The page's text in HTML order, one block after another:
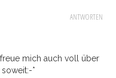
ANTWORTEN
mich auch voll über
*